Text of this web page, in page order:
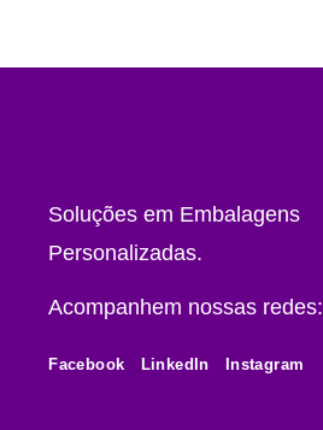
Soluções em Embalagens
Personalizadas.
Acompanhem nossas redes:
Facebook LinkedIn Instagram